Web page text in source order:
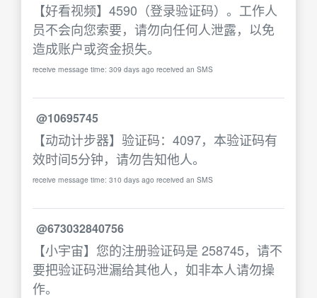
【好看视频】4590（登录验证码）。工作人
员不会向您索要，请勿向任何人泄露，以免
造成账户或资金损失。
receive message time: 309 days ago received an SMS
@10695745
【动动计步器】验证码：4097，本验证码有
效时间5分钟，请勿告知他人。
receive message time: 310 days ago received an SMS
@673032840756
【小宇宙】您的注册验证码是 258745，请不
要把验证码泄漏给其他人，如非本人请勿操
作。